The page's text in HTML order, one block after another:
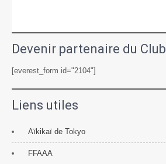
Devenir partenaire du Club
[everest_form id="2104"]
Liens utiles
Aïkikaï de Tokyo
FFAAA